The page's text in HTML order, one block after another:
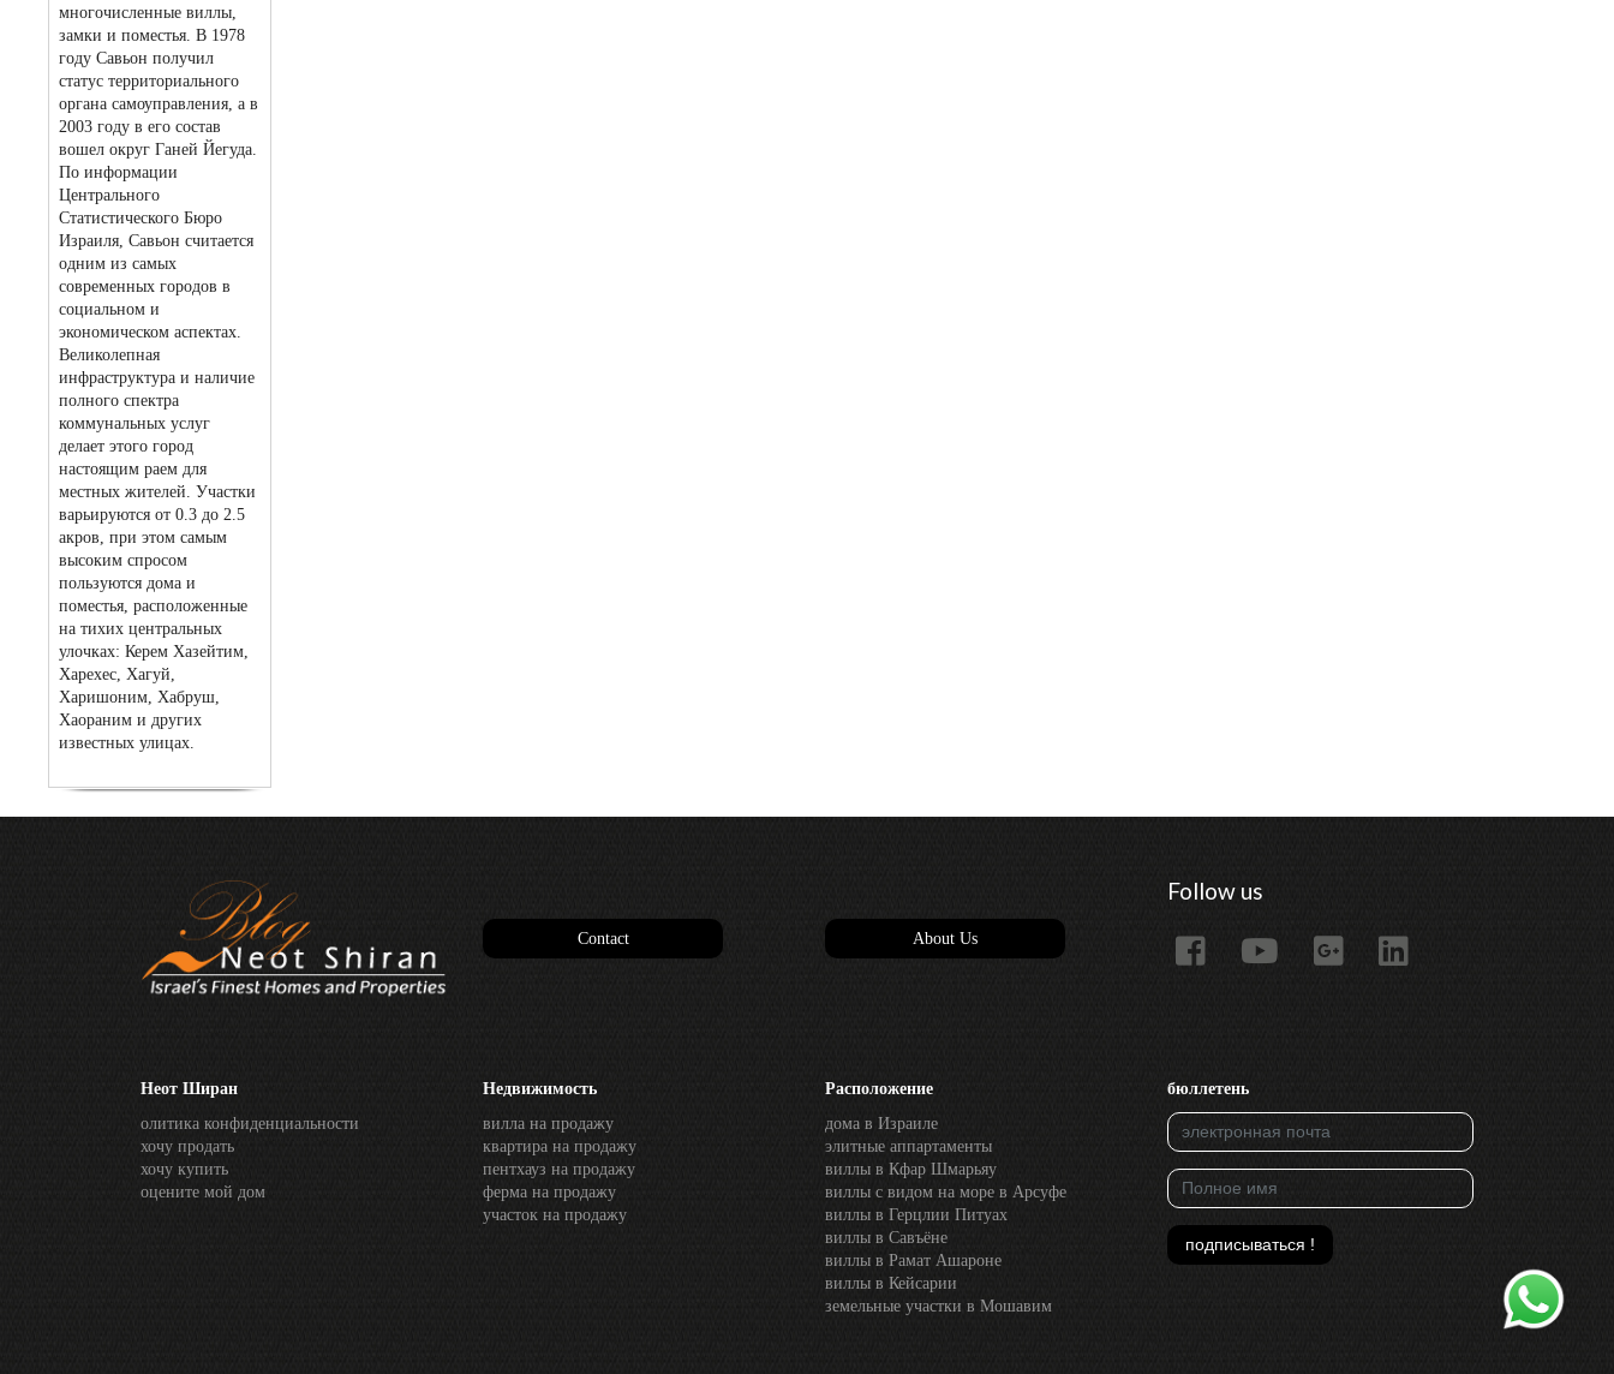
многочисленные виллы,
замки и поместья. В 1978
году Савьон получил
статус территориального
органа самоуправления, а в
2003 году в его состав
вошел округ Ганей Йегуда.
По информации
Центрального
Статистического Бюро
Израиля, Савьон считается
одним из самых
современных городов в
социальном и
экономическом аспектах.
Великолепная
инфраструктура и наличие
полного спектра
коммунальных услуг
делает этого город
настоящим раем для
местных жителей. Участки
варьируются от 0.3 до 2.5
акров, при этом самым
высоким спросом
пользуются дома и
поместья, расположенные
на тихих центральных
улочках: Керем Хазейтим,
Харехес, Хагуй,
Харишоним, Хабруш,
Хаораним и других
известных улицах.
Contact About Us
Follow us
Неот Ширан
олитика конфиденциальности
хочу продать
хочу купить
оцените мой дом
Недвижимость
вилла на продажу
квартира на продажу
пентхауз на продажу
ферма на продажу
участок на продажу
Расположение
дома в Израиле
элитные аппартаменты
виллы в Кфар Шмарьяу
виллы с видом на море в Арсуфе
виллы в Герцлии Питуах
виллы в Савъёне
виллы в Рамат Ашароне
виллы в Кейсарии
земельные участки в Мошавим
бюллетень
подписываться !